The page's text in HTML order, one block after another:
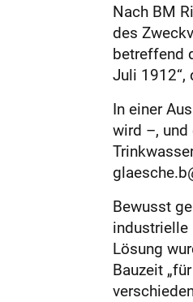
Nach BM
des
betreffend
Juli 1912“,
In einer
wird –,
Bewusst
industrielle
Lösung
Bauzeit